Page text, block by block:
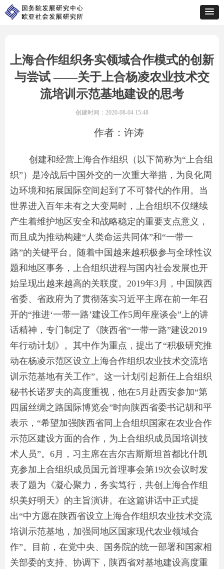
上海合作组织务实领域合作模式的创新
与尝试 ——关于上合杨凌农业技术交
流培训示范基地建设的思考
作者：许涛
创建和经营上海合作组织（以下简称为“上合组
织”）是冷战后中国外交的一次重大举措，为良化周
边环境和拓展国际空间起到了不可替代的作用。当
世界进入百年未有之大变局时，上合组织不仅继续
产生着维护地区安全和战略稳定的重要支点意义，
而且成为推动构建“人类命运共同体”和“一带一
路”的关键平台。随着中国越来越积极参与全球性议
题和地区事务，上合组织进程与国内社会发展也开
始呈现出越来越高的关联度。2019年3月，中国陕西
省委、省政府为了贯彻落实习近平主席在前一年召
开的“推进‘一带一路’建设工作5周年座谈会”上的讲
话精神，专门制定了《陕西省“一带一路”建设2019
年行动计划》。其中作为重点，提出了“积极研究推
动在杨凌示范区设立上海合作组织农业技术交流培
训示范基地有关工作”。这一计划引起新任上合组织
秘书长诺罗夫的高度重视，他在5月赴西安参加“第
四届丝绸之路国际博览会”时向陕西省委书记胡和平
表示，“希望加强陕西省同上合组织国家在农业合作
示范区建设方面的合作，为上合组织成员国培训技
术人员”。6月，习主席在吉尔吉斯斯坦首都比什凯
克参加上合组织成员国元首理事会第19次会议时发
表了题为《凝心聚力，务实笃行，共创上海合作组
织美好明天》的主旨演讲。在这篇讲话中正式提
出“中方愿在陕西省设立上海合作组织农业技术交流
培训示范基地，加强同地区国家现代农业领域合
作”。目前，在党中央、国务院的统一部署和国家相
关部委的支持、协调下，陕西省对基地建设高度重
创建时间： 2020-08-04 15:48